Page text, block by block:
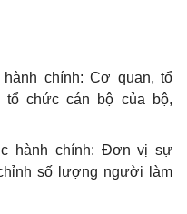
chính: Cơ quan, tổ
chức cán bộ của bộ,
hành chính: Đơn vị sự
số lượng người làm